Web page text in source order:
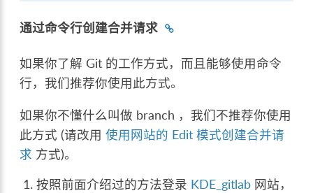
通过命令行创建合并请求
如果你了解 Git 的工作方式，而且能够使用命令
行，我们推荐你使用此方式。
如果你不懂什么叫做 branch ，我们不推荐你使用
此方式 (请改用使用网站的 Edit 模式创建合并请
求 方式)。
按照前面介绍过的方法登录 KDE_gitlab 网站，